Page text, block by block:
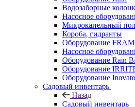
Водозаборные
Насосное
Микрокапельный
Короба, гидранты
Оборудование
Насосное
Оборудование Rain
Оборудование
Оборудование Inovato
Садовый инвентарь
Назад
Садовый инвентарь